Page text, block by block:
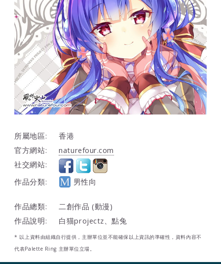
所屬地區:
香港
官方網站:
naturefour.com
社交網站:
作品分類:
男性向
作品總類:
二創作品 (動漫)
作品說明:
白猫projectz、點兔
* 以上資料由組織自行提供，主辦單位並不能確保以上資訊的準確性，資料內容不
代表Palette Ring 主辦單位立場。